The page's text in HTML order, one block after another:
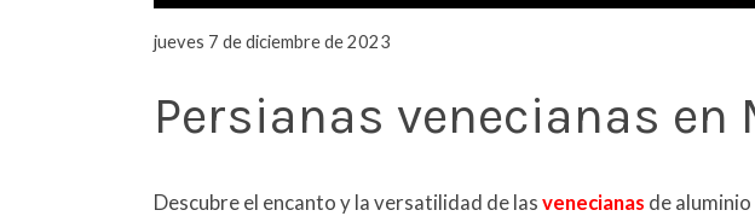
jueves 7 de diciembre de 2023
Persianas venecianas
Descubre el encanto y la versatilidad de lasvenecianas de aluminio